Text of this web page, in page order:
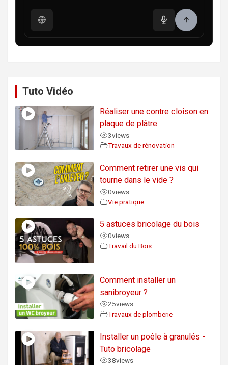
Tuto Vidéo
Réaliser une contre cloison en
plaque de plâtre
3views
Travaux de rénovation
Comment retirer une vis qui
tourne dans le vide ?
0views
Vie pratique
5 astuces bricolage du bois
0views
Travail du Bois
Comment installer un
sanibroyeur ?
25views
Travaux de plomberie
Installer un poêle à granulés -
Tuto bricolage
38views